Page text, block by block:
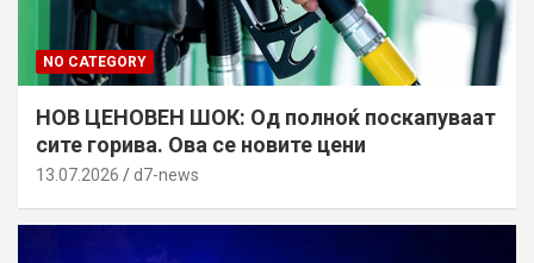
NO CATEGORY
НОВ ЦЕНОВЕН ШОК: Од полноќ поскапуваат
сите горива. Ова се новите цени
13.07.2026 d7-news